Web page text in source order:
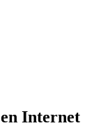
en Internet